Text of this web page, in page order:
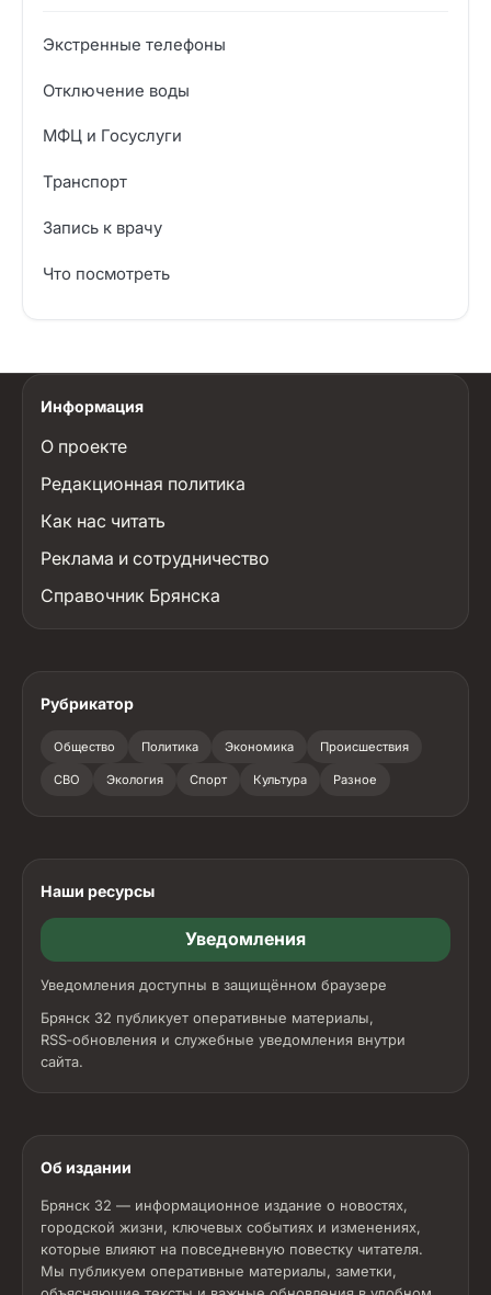
Экстренные телефоны
Отключение воды
МФЦ и Госуслуги
Транспорт
Запись к врачу
Что посмотреть
Информация
О проекте
Редакционная политика
Как нас читать
Реклама и сотрудничество
Справочник Брянска
Рубрикатор
Общество Политика Экономика Происшествия
СВО Экология Спорт Культура Разное
Наши ресурсы
Уведомления
Уведомления доступны в защищённом браузере
Брянск 32 публикует оперативные материалы,
RSS‑обновления и служебные уведомления внутри
сайта.
Об издании
Брянск 32 — информационное издание о новостях,
городской жизни, ключевых событиях и изменениях,
которые влияют на повседневную повестку читателя.
Мы публикуем оперативные материалы, заметки,